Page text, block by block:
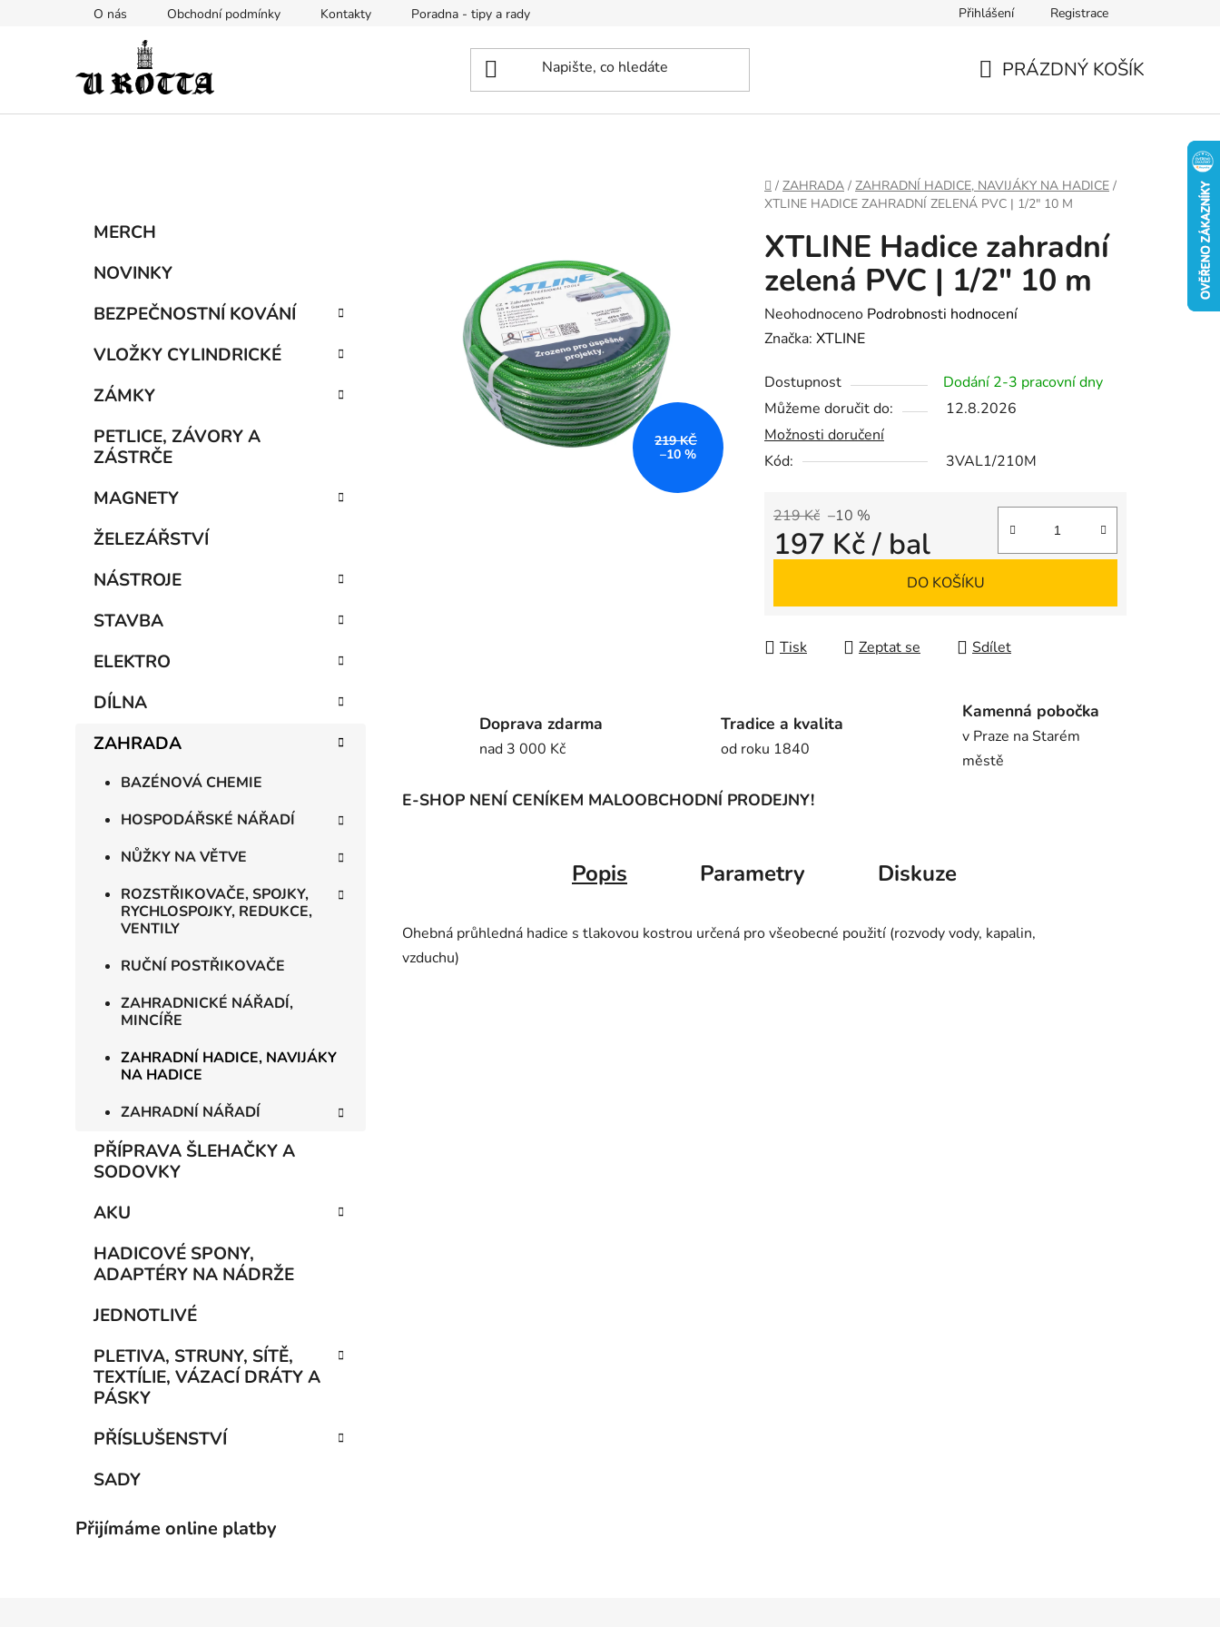
O nás Obchodní podmínky Kontakty Poradna - tipy a rady Přihlášení Registrace
PRÁZDNÝ KOŠÍK
DOMŮ
/ ZAHRADA / ZAHRADNÍ HADICE, NAVIJÁKY NA HADICE /
XTLINE HADICE ZAHRADNÍ ZELENÁ PVC | 1/2" 10 M
Přeskočit
kategorie
MERCH
NOVINKY
BEZPEČNOSTNÍ KOVÁNÍ
VLOŽKY CYLINDRICKÉ
ZÁMKY
PETLICE, ZÁVORY A
ZÁSTRČE
MAGNETY
ŽELEZÁŘSTVÍ
NÁSTROJE
STAVBA
ELEKTRO
DÍLNA
ZAHRADA
BAZÉNOVÁ CHEMIE
HOSPODÁŘSKÉ NÁŘADÍ
NŮŽKY NA VĚTVE
ROZSTŘIKOVAČE, SPOJKY,
RYCHLOSPOJKY, REDUKCE,
VENTILY
RUČNÍ POSTŘIKOVAČE
ZAHRADNICKÉ NÁŘADÍ,
MINCÍŘE
ZAHRADNÍ HADICE, NAVIJÁKY
NA HADICE
ZAHRADNÍ NÁŘADÍ
PŘÍPRAVA ŠLEHAČKY A
SODOVKY
AKU
HADICOVÉ SPONY,
ADAPTÉRY NA NÁDRŽE
JEDNOTLIVÉ
PLETIVA, STRUNY, SÍTĚ,
TEXTÍLIE, VÁZACÍ DRÁTY A
PÁSKY
PŘÍSLUŠENSTVÍ
SADY
Přijímáme online platby
XTLINE Hadice zahradní
zelená PVC | 1/2" 10 m
Průměrné
hodnocení
je
0,0
z
5
Neohodnoceno Podrobnosti hodnocení
Značka: XTLINE
Dostupnost
Dodání 2-3 pracovní dny
Můžeme doručit do:
12.8.2026
Možnosti doručení
Kód:
3VAL1/210M
219 Kč –10 %
197 Kč/ bal
DO KOŠÍKU
Tisk Zeptat se Sdílet
219 KČ
–10 %
Doprava zdarma
nad 3 000 Kč
Tradice a kvalita
od roku 1840
Kamenná pobočka
v Praze na Starém
městě
E-SHOP NENÍ CENÍKEM MALOOBCHODNÍ PRODEJNY!
Popis Parametry Diskuze
Ohebná průhledná hadice s tlakovou kostrou určená pro všeobecné použití (rozvody vody, kapalin,
vzduchu)